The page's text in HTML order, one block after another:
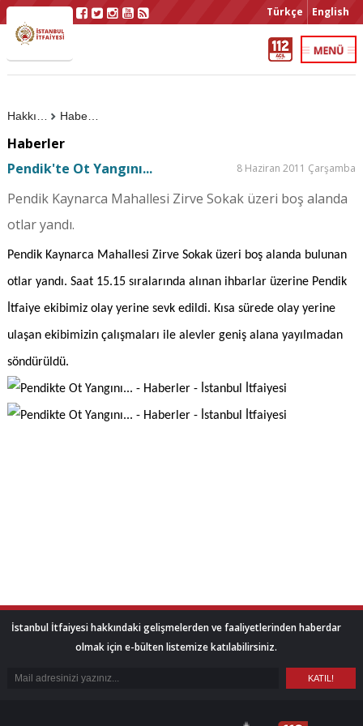
Türkçe English
Haberler
Haberler
Pendik'te Ot Yangını...
8 Haziran 2011 Çarşamba
Pendik Kaynarca Mahallesi Zirve Sokak üzeri boş alanda
otlar yandı.
Pendik Kaynarca Mahallesi Zirve Sokak üzeri boş alanda bulunan
otlar yandı. Saat 15.15 sıralarında alınan ihbarlar üzerine Pendik
İtfaiye ekibimiz olay yerine sevk edildi. Kısa sürede olay yerine
ulaşan ekibimizin çalışmaları ile alevler geniş alana yayılmadan
söndürüldü.
İstanbul İtfaiyesi hakkındaki gelişmelerden ve faaliyetlerinden haberdar
olmak için e-bülten listemize katılabilirsiniz.